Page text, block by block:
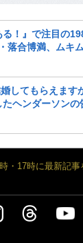
る！』で注目の
落合博満、ムキ
婚してもらえま
ヘンダーソン
・17時に最新記事